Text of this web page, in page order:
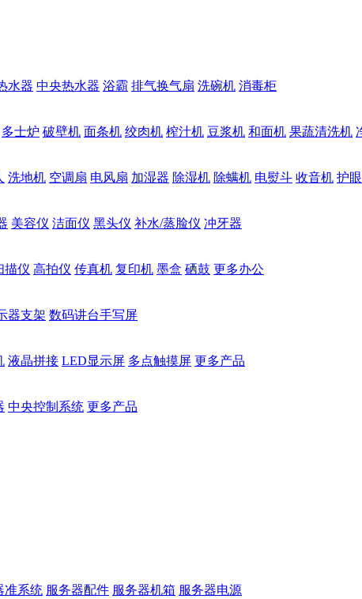
水器 中央热水器 浴霸 排气换气扇 洗碗机 消毒柜
多士炉 破壁机 面条机 绞肉机 榨汁机 豆浆机 和面机 果蔬清洗机
洗地机 空调扇 电风扇 加湿器 除湿机 除螨机 电熨斗 收音机 护
美容仪 洁面仪 黑头仪 补水/蒸脸仪 冲牙器
描仪 高拍仪 传真机 复印机 墨盒 硒鼓 更多办公
器支架 数码讲台手写屏
液晶拼接 LED显示屏 多点触摸屏 更多产品
中央控制系统 更多产品
准系统 服务器配件 服务器机箱 服务器电源